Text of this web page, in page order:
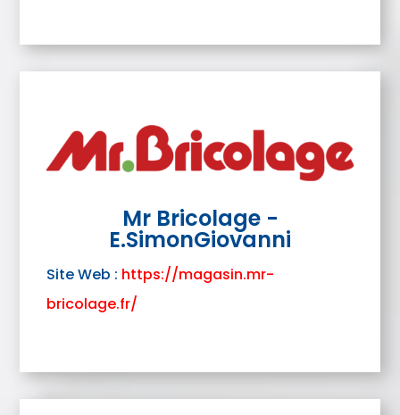
Mr Bricolage -
E.SimonGiovanni
Site Web : https://magasin.mr-
bricolage.fr/